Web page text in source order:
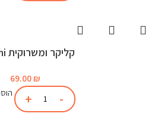
קליקר ומשרוקית Coachi
69.00 ₪